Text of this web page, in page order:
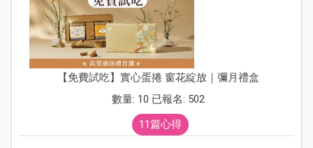
【免費試吃】實心蛋捲 窗花綻放｜彌月禮盒
數量: 10 已報名: 502
11篇心得